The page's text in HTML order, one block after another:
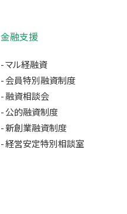
金融支援
マル経融資
会員特別融資制度
融資相談会
公的融資制度
新創業融資制度
経営安定特別相談室